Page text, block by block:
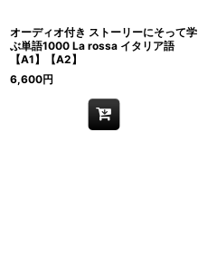
オーディオ付き ストーリーにそって学
ぶ単語1000 La rossa イタリア語
【A1】【A2】
6,600円